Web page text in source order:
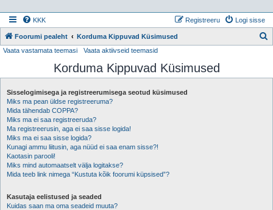
KKK Logi sisse
Registreeru
Foorumi pealeht Korduma Kippuvad Küsimused
i
Vaata vastamata teemasi Vaata aktiivseid teemasid
Korduma Kippuvad Küsimused
Sisselogimisega ja registreerumisega seotud küsimused
Miks ma pean üldse registreeruma?
Mida tähendab COPPA?
Miks ma ei saa registreeruda?
Ma registreerusin, aga ei saa sisse logida!
Miks ma ei saa sisse logida?
Kunagi ammu liitusin, aga nüüd ei saa enam sisse?!
Kaotasin parooli!
Miks mind automaatselt välja logitakse?
Mida teeb link nimega “Kustuta kõik foorumi küpsised”?
Kasutaja eelistused ja seaded
Kuidas saan ma oma seadeid muuta?